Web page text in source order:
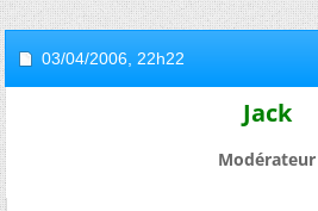
03/04/2006, 22h22
Jack
Modérateur